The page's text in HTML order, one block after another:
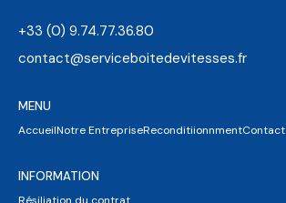
+33 (0) 9.74.77.36.80
contact@serviceboitedevitesses.fr
MENU
AccueilNotre EntrepriseReconditiionnmentContact
INFORMATION